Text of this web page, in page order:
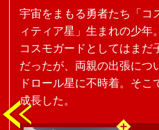
宇宙をまもる勇者たち「コ
ィティア星」生まれの少年。
コスモガードとしてはまだ
だったが、両親の出張につ
ドロール星に不時着。そこ
成長した。